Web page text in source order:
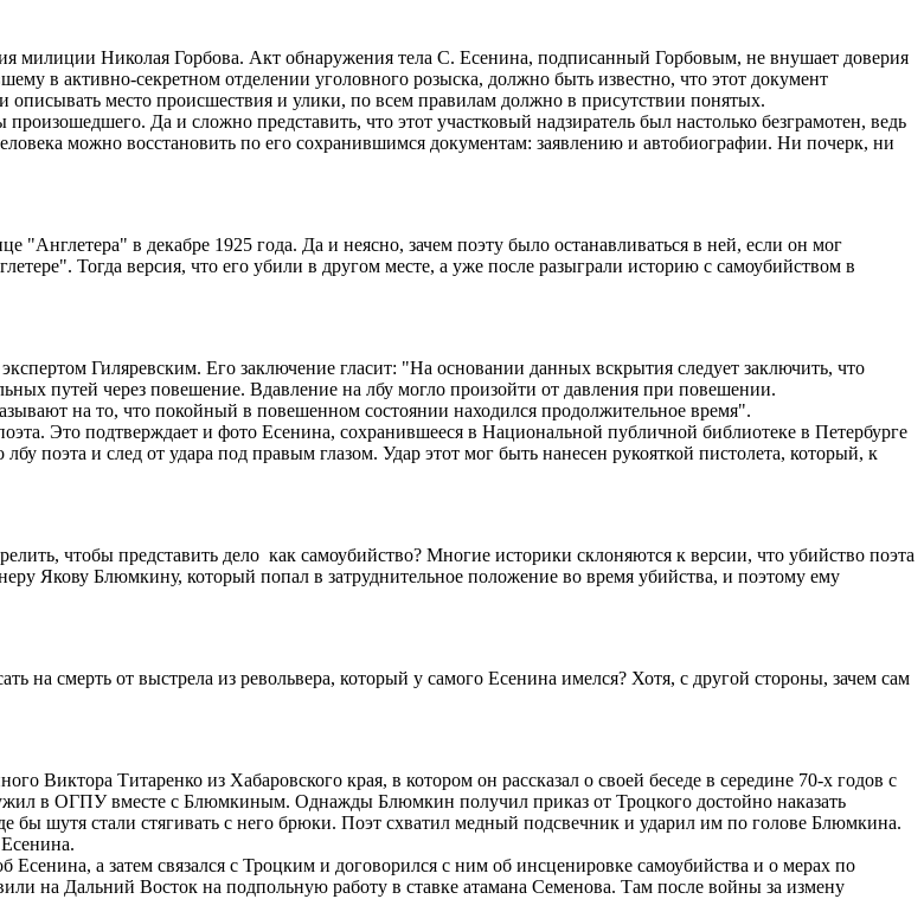
милиции Николая Горбова. Акт обнаружения тела С. Есенина, подписанный Горбовым, не внушает доверия
в активно-секретном отделении уголовного розыска, должно быть известно, что этот документ
описывать место происшествия и улики, по всем правилам должно в присутствии понятых.
Да и сложно представить, что этот участковый надзиратель был настолько безграмотен, ведь
можно восстановить по его сохранившимся документам: заявлению и автобиографии. Ни почерк, ни
в декабре 1925 года. Да и неясно, зачем поэту было останавливаться в ней, если он мог
Тогда версия, что его убили в другом месте, а уже после разыграли историю с самоубийством в
Гиляревским. Его заключение гласит: "На основании данных вскрытия следует заключить, что
путей через повешение. Вдавление на лбу могло произойти от давления при повешении.
на то, что покойный в повешенном состоянии находился продолжительное время".
Это подтверждает и фото Есенина, сохранившееся в Национальной публичной библиотеке в Петербурге
поэта и след от удара под правым глазом. Удар этот мог быть нанесен рукояткой пистолета, который, к
чтобы представить дело как самоубийство? Многие историки склоняются к версии, что убийство поэта
Якову Блюмкину, который попал в затруднительное положение во время убийства, и поэтому ему
на смерть от выстрела из револьвера, который у самого Есенина имелся? Хотя, с другой стороны, зачем сам
Виктора Титаренко из Хабаровского края, в котором он рассказал о своей беседе в середине 70-х годов с
в ОГПУ вместе с Блюмкиным. Однажды Блюмкин получил приказ от Троцкого достойно наказать
шутя стали стягивать с него брюки. Поэт схватил медный подсвечник и ударил им по голове Блюмкина.
а затем связался с Троцким и договорился с ним об инсценировке самоубийства и о мерах по
на Дальний Восток на подпольную работу в ставке атамана Семенова. Там после войны за измену